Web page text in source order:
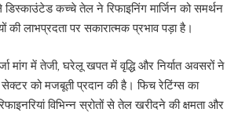
कच्चे तेल ने रिफाइनिंग मार्जिन को समर्थन
की लाभप्रदता पर सकारात्मक प्रभाव पड़ा है।
मांग में तेजी, घरेलू खपत में वृद्धि और निर्यात अवसरों ने
सेक्टर को मजबूती प्रदान की है। फिच रेटिंग्स का
विभिन्न स्रोतों से तेल खरीदने की क्षमता और